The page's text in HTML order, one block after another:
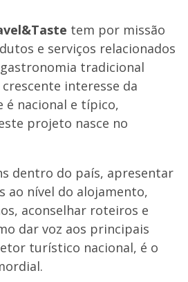
tem por missão
e serviços relacionados
tradicional
interesse da
é nacional e típico,
projeto nasce no
dentro do país, apresentar
ao nível do alojamento,
aconselhar roteiros e
dar voz aos principais
turístico nacional, é o